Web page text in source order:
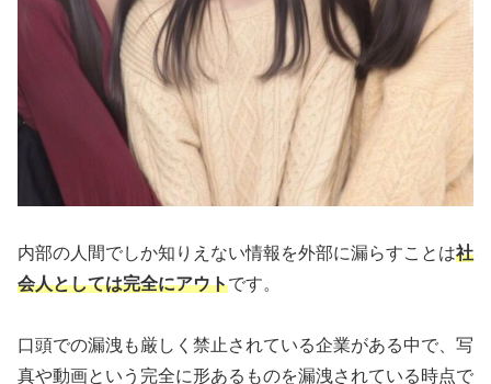
内部の人間でしか知りえない情報を外部に漏らすことは社
会人としては完全にアウトです。
口頭での漏洩も厳しく禁止されている企業がある中で、写
真や動画という完全に形あるものを漏洩されている時点で